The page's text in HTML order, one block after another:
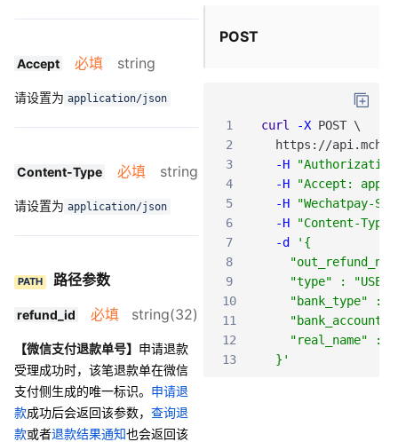
Accept 必填 string
请设置为 application/json
Content-Type 必填 string
请设置为 application/json
PATH 路径参数
refund_id 必填 string(32)
【微信支付退款单号】 申请退款
受理成功时，该笔退款单在微信
支付侧生成的唯一标识。 申请退
款成功后会返回该参数， 查询退
款或者退款结果通知也会返回该
POST
1 curl -X POST \
2
https : //api .mch
3
-H
"Authorization:
4
-H
"Accept:
5
-H
"Wechatpay-
6
-H
"Content-
7
-d
'{
8
9
"type" :
10
"bank_type" :
11
"bank_account"
12
"real_name" :
13
  }'